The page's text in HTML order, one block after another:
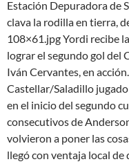
Estación Depuradora de
clava la rodilla en tierra,
108×61.jpg Yordi recibe
lograr el segundo gol del
Iván Cervantes, en
Castellar/Saladillo
en el inicio del segundo
consecutivos de
volvieron a poner las
llegó con ventaja local